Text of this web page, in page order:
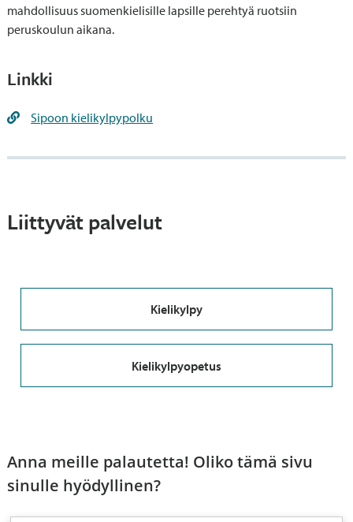
mahdollisuus suomenkielisille lapsille perehtyä ruotsiin
peruskoulun aikana.
Linkki
Sipoon kielikylpypolku
Liittyvät palvelut
Kielikylpy
Kielikylpyopetus
Anna meille palautetta! Oliko tämä sivu
sinulle hyödyllinen?